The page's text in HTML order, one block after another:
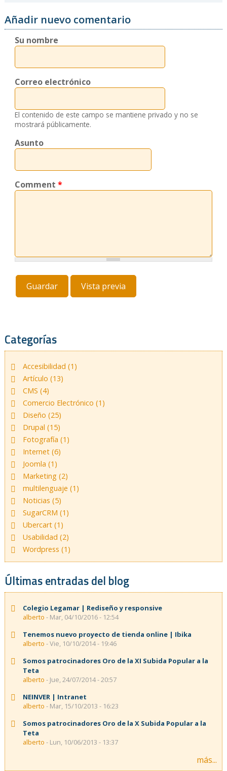
Añadir nuevo comentario
Su nombre
Correo electrónico
El contenido de este campo se mantiene privado y no se
mostrará públicamente.
Asunto
Comment *
Categorías
Accesibilidad (1)
Artículo (13)
CMS (4)
Comercio Electrónico (1)
Diseño (25)
Drupal (15)
Fotografía (1)
Internet (6)
Joomla (1)
Marketing (2)
multilenguaje (1)
Noticias (5)
SugarCRM (1)
Ubercart (1)
Usabilidad (2)
Wordpress (1)
Últimas entradas del blog
Colegio Legamar | Rediseño y responsive
alberto - Mar, 04/10/2016 - 12:54
Tenemos nuevo proyecto de tienda online | Ibika
alberto - Vie, 10/10/2014 - 19:46
Somos patrocinadores Oro de la XI Subida Popular a la
Teta
alberto - Jue, 24/07/2014 - 20:57
NEINVER | Intranet
alberto - Mar, 15/10/2013 - 16:23
Somos patrocinadores Oro de la X Subida Popular a la
Teta
alberto - Lun, 10/06/2013 - 13:37
más...